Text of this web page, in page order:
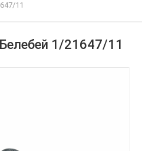
11
1/21647/11